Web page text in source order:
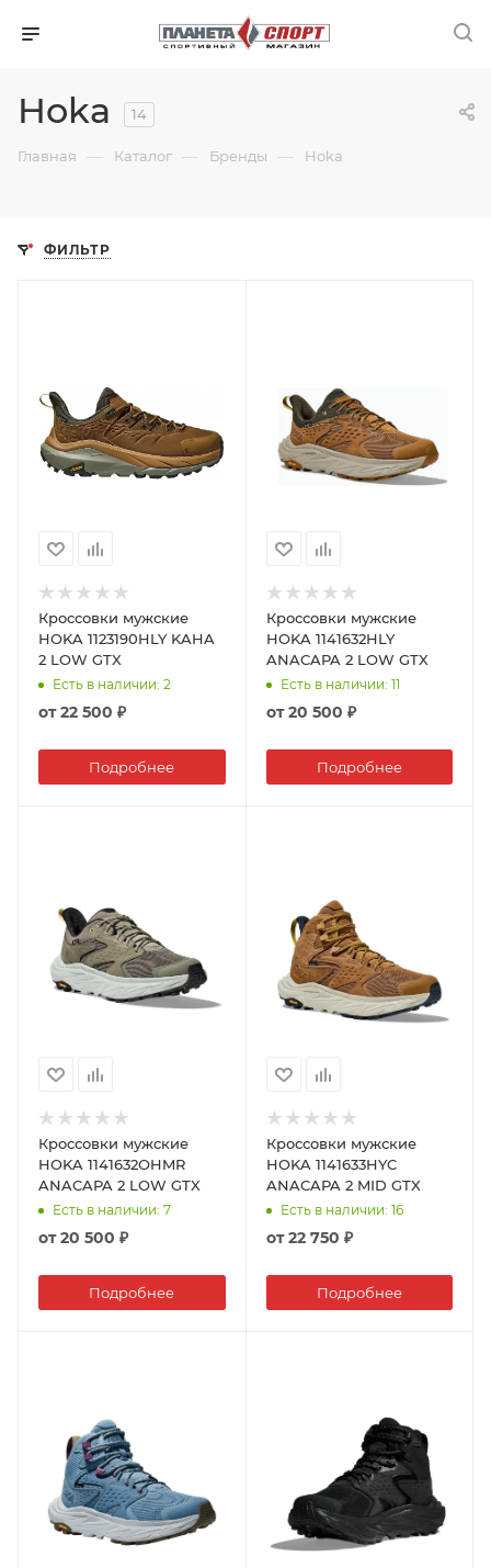
Hoka 14
Главная — Каталог — Бренды — Hoka
ФИЛЬТР
Кроссовки мужские
HOKA 1123190HLY KAHA
2 LOW GTX
Есть в наличии: 2
от22 500 ₽
Подробнее
Кроссовки мужские
HOKA 1141632HLY
ANACAPA 2 LOW GTX
Есть в наличии: 11
от20 500 ₽
Подробнее
Кроссовки мужские
HOKA 1141632OHMR
ANACAPA 2 LOW GTX
Есть в наличии: 7
от20 500 ₽
Подробнее
Кроссовки мужские
HOKA 1141633HYC
ANACAPA 2 MID GTX
Есть в наличии: 16
от22 750 ₽
Подробнее